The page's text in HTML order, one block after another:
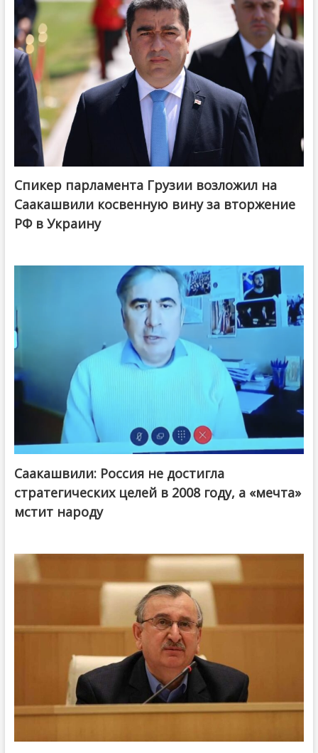
Спикер парламента Грузии возложил на
Саакашвили косвенную вину за вторжение
РФ в Украину
Саакашвили: Россия не достигла
стратегических целей в 2008 году, а «мечта»
мстит народу